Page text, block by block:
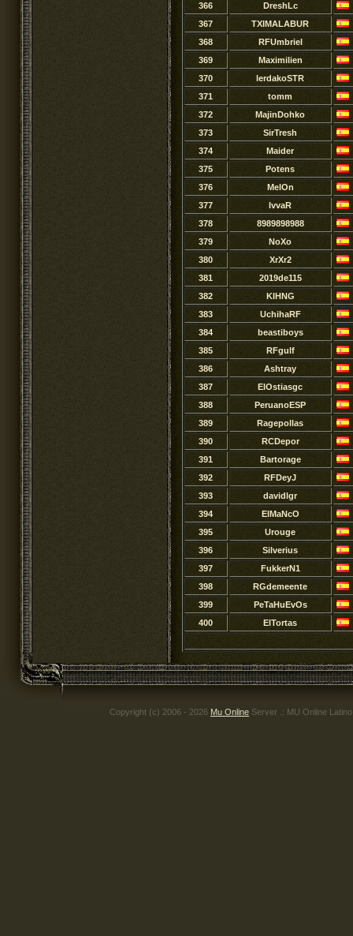
366
DreshLc
367
TXIMALABUR
368
RFUmbriel
369
Maximilien
370
lerdakoSTR
371
tomm
372
MajinDohko
373
SirTresh
374
Maider
375
Potens
376
MelOn
377
IvvaR
378
8989898988
379
NoXo
380
XrXr2
381
2019de115
382
KIHNG
383
UchihaRF
384
beastiboys
385
RFgulf
386
Ashtray
387
ElOstiasgc
388
PeruanoESP
389
Ragepollas
390
RCDepor
391
Bartorage
392
RFDeyJ
393
davidlgr
394
ElMaNcO
395
Urouge
396
Silverius
397
FukkerN1
398
RGdemeente
399
PeTaHuEvOs
400
ElTortas
Copyright (c) 2006 - 2026 Mu Online Server .: MU Online